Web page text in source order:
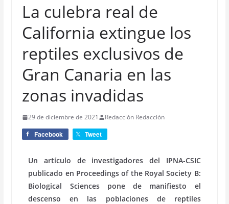
La culebra real de
California extingue los
reptiles exclusivos de
Gran Canaria en las
zonas invadidas
29 de diciembre de 2021 Redacción Redacción
Facebook Tweet
Un artículo de investigadores del IPNA-CSIC
publicado en Proceedings of the Royal Society B:
Biological Sciences pone de manifiesto el
descenso en las poblaciones de reptiles